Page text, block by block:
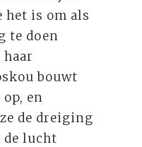
het is om als
te doen
bouwt
en
de dreiging
lucht